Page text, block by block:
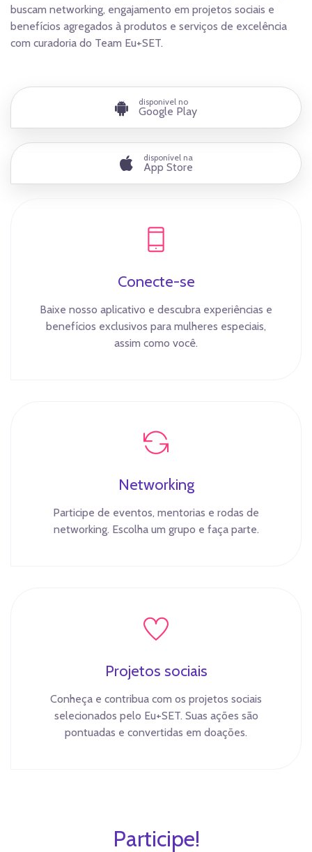
buscam networking, engajamento em projetos sociais e
benefícios agregados à produtos e serviços de excelência
com curadoria do Team Eu+SET.
disponivel no
Google Play
disponível na
App Store
Conecte-se
Baixe nosso aplicativo e descubra experiências e
benefícios exclusivos para mulheres especiais,
assim como você.
Networking
Participe de eventos, mentorias e rodas de
networking. Escolha um grupo e faça parte.
Projetos sociais
Conheça e contribua com os projetos sociais
selecionados pelo Eu+SET. Suas ações são
pontuadas e convertidas em doações.
Participe!